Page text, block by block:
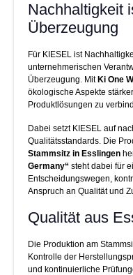
Nachhaltigkeit
Überzeugung
Für KIESEL ist
unternehmerischen
Überzeugung. Mit Ki One
ökologische Aspekte
Produktlösungen zu
Dabei setzt KIESEL auf
Qualitätsstandards. Die
Stammsitz in Esslingen
Germany“ steht dabei für
Entscheidungswegen,
Anspruch an Qualität und
Qualität aus
Die Produktion am
Kontrolle der
und kontinuierliche